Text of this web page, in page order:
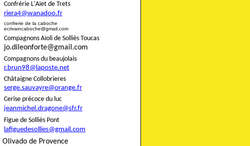
Confrérie L'Aïet de Trets
riera4@wanadoo.fr
confrerie de la caboche
ecrivaincaboche@gmail.com
Compagnons Aïoli de Solliès Toucas
jo.dileonforte@gmail.com
Compagnons du beaujolais
r.brun98@laposte.net
Châtaigne Collobrieres
serge.sauvayre@orange.fr
Cerise précoce du luc
jeanmichel.dragone@sfr.fr
Figue de Solliès Pont
lafiguedesollies@gmail.com
Olivado de Provence